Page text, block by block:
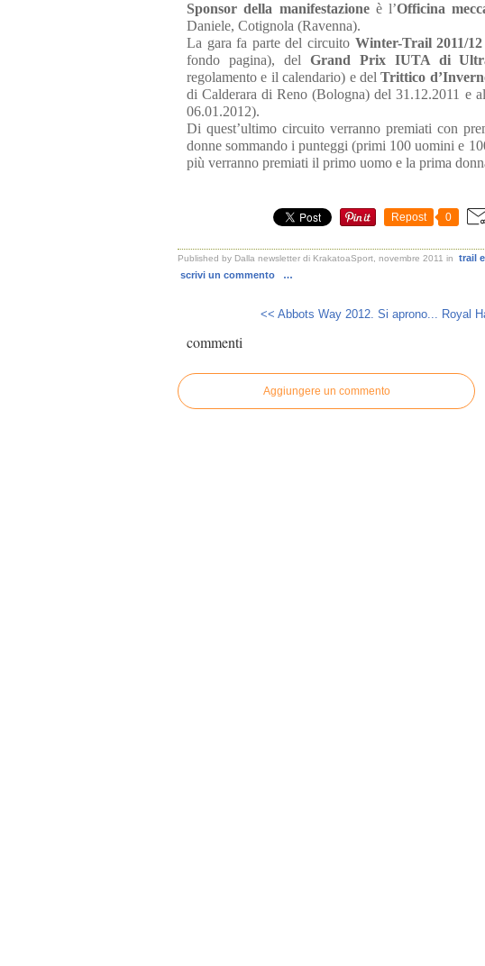
Sponsor della manifestazioneè l’Officina
Daniele, Cotignola (Ravenna).
La gara fa parte del circuito Winter-Trail 2011/
fondo pagina), del Grand Prix IUTA di
regolamento e il calendario) e delTrittico
di Calderara di Reno (Bologna) del 31.12.2011 e
06.01.2012).
Di quest’ultimo circuito verranno premiati con
donne sommando i punteggi (primi 100 uomini e
più verranno premiati il primo uomo e la prima
Repost 0
Published by Dalla newsletter di KrakatoaSport, novembre 2011 in
trail
scrivi un commento
…
<< Abbots Way 2012. Si aprono... Royal
commenti
Aggiungere un commento